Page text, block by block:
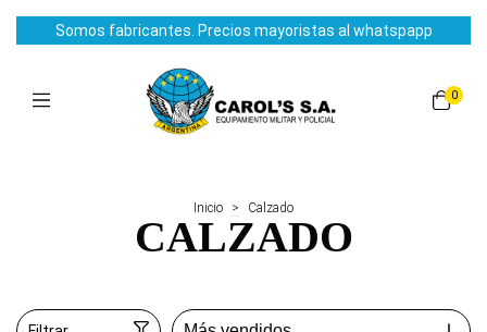
Somos fabricantes. Precios mayoristas al whatspapp
0
Inicio > Calzado
CALZADO